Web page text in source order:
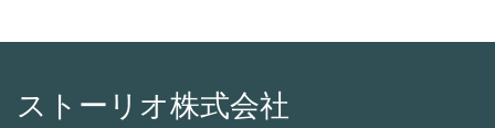
ストーリオ株式会社